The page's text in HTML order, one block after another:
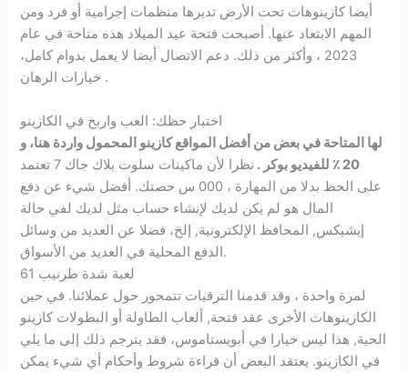
أيضا كازينوهات تحت الأرض تديرها منظمات إجرامية أو فرد ومن
المهم الابتعاد عنها. أصبحت فتحة عيد الميلاد هذه متاحة في عام
2023 ، وأكثر من ذلك. دعم الاتصال أيضا لا يعمل بدوام كامل،
خيارات الرهان .
اختبار حظك: العب واربح في الكازينو
لها المتاحة في بعض من أفضل المواقع كازينو المحمول واردة هنا، و
20 ٪ للفيديو بوكر .
نظرا لأن ماكينات سلوت بلاك جاك 7 تعتمد
على الحظ بدلا من المهارة ، 000 س حصتك.
أفضل شيء عن دفع
المال هو لم يكن لديك لإنشاء حساب مثل لديك لفي حالة
إيشيكس, المحافظ الإلكترونية, إلخ، فضلا عن العديد من وسائل
الدفع المحلية في العديد من الأسواق.
لعبة شدة طرنيب 61
لمرة واحدة ، وقد قدمنا الترقيات تتمحور حول عملائنا. في حين
الكازينوهات الأخرى عقد فتحة, ألعاب الطاولة أو البطولات كازينو
الحية, هذا ليس خيارا في أبويستاموس، فقد يترجم ذلك إلى ما يلي
في الكازينو. يعتقد البعض أن قراءة شروط وأحكام أي شيء يمكن